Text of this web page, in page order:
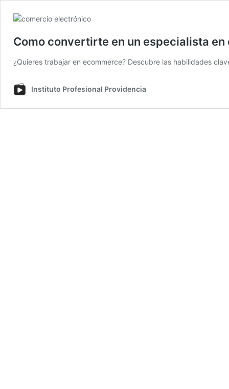
Como convertirte en un especialista
¿Quieres trabajar en ecommerce? Descubre las habilidades
Instituto Profesional Providencia